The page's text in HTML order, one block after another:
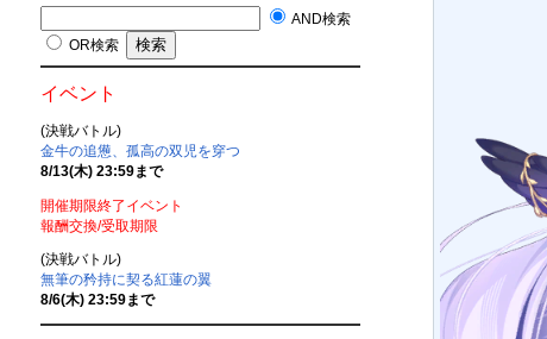
AND検索
OR検索
イベント
(決戦バトル)
金牛の追憊、孤高の双児を穿つ
8/13(木) 23:59まで
開催期限終了イベント
報酬交換/受取期限
(決戦バトル)
無筆の矜持に契る紅蓮の翼
8/6(木) 23:59まで